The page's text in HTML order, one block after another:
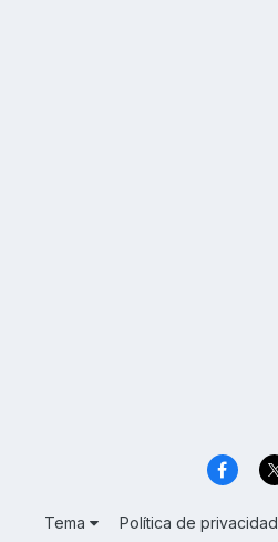
Tema Política de privacidad